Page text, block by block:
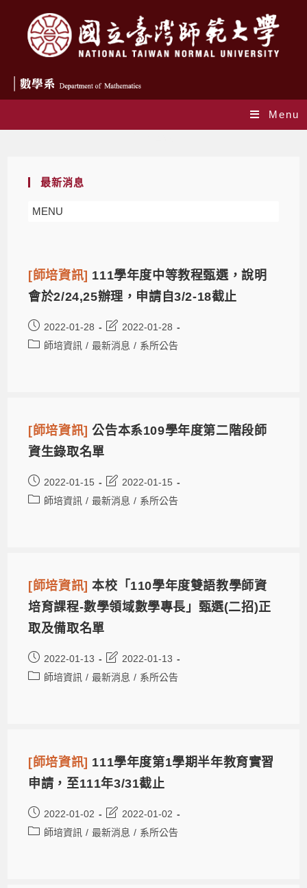
Menu
最新消息
MENU
[師培資訊] 111學年度中等教程甄選，說明
會於2/24,25辦理，申請自3/2-18截止
2022-01-28
2022-01-28
師培資訊 / 最新消息 / 系所公告
[師培資訊]公告本系109學年度第二階段師
資生錄取名單
2022-01-15
2022-01-15
師培資訊 / 最新消息 / 系所公告
[師培資訊]本校「110學年度雙語教學師資
培育課程-數學領域數學專長」甄選(二招)正
取及備取名單
2022-01-13
2022-01-13
師培資訊 / 最新消息 / 系所公告
[師培資訊] 111學年度第1學期半年教育實習
申請，至111年3/31截止
2022-01-02
2022-01-02
師培資訊 / 最新消息 / 系所公告